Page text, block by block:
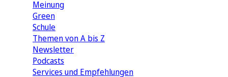
Meinung
Green
Schule
Themen von A bis Z
Newsletter
Podcasts
Services und Empfehlungen